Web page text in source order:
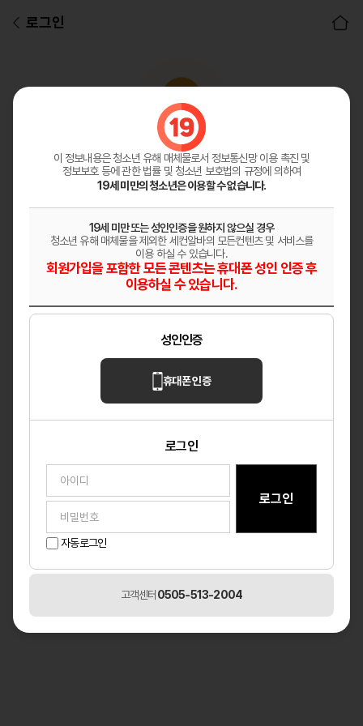
로그인
로그인
아이디
비밀번호
이 정보내용은 청소년 유해 매체물로서 정보통신망 이용 촉진 및
정보보호 등에 관한 법률 및 청소년 보호법의 규정에 의하여
19세 미만의 청소년은 이용할 수 없습니다.
19세 미만 또는 성인인증을 원하지 않으실 경우
청소년 유해 매체물을 제외한 세컨알바의 모든컨텐츠 및 서비스를
이용 하실 수 있습니다.
회원가입을 포함한 모든 콘텐츠는 휴대폰 성인 인증 후
이용하실 수 있습니다.
성인인증
휴대폰 인증
로그인
자동로그인
고객센터 0505-513-2004